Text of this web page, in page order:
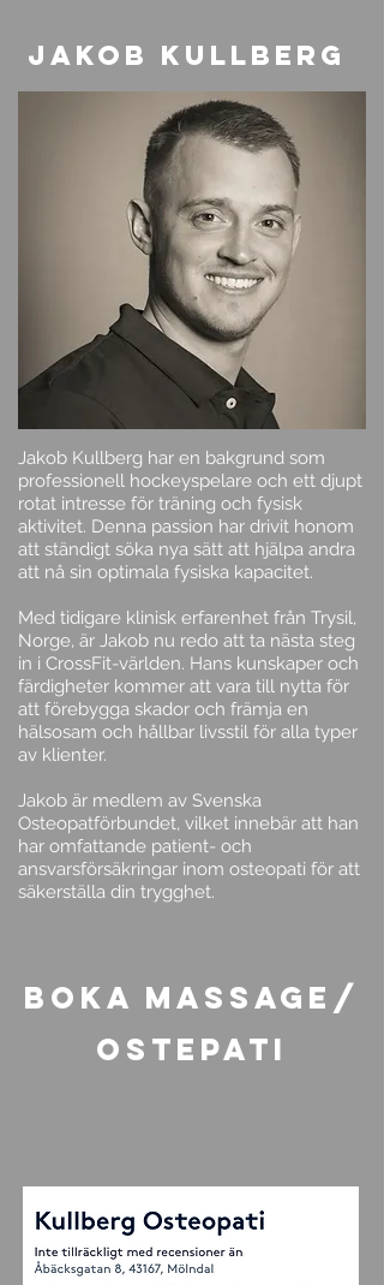
Jakob kullberg
Jakob Kullberg har en bakgrund som
professionell hockeyspelare och ett djupt
rotat intresse för träning och fysisk
aktivitet. Denna passion har drivit honom
att ständigt söka nya sätt att hjälpa andra
att nå sin optimala fysiska kapacitet.
Med tidigare klinisk erfarenhet från Trysil,
Norge, är Jakob nu redo att ta nästa steg
in i CrossFit-världen. Hans kunskaper och
färdigheter kommer att vara till nytta för
att förebygga skador och främja en
hälsosam och hållbar livsstil för alla typer
av klienter.
Jakob är medlem av Svenska
Osteopatförbundet, vilket innebär att han
har omfattande patient- och
ansvarsförsäkringar inom osteopati för att
säkerställa din trygghet.
Boka Massage/
ostepati